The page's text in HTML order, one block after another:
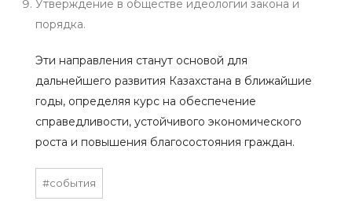
Утверждение в обществе идеологии закона и
порядка.
Эти направления станут основой для
дальнейшего развития Казахстана в ближайшие
годы, определяя курс на обеспечение
справедливости, устойчивого экономического
роста и повышения благосостояния граждан.
#события